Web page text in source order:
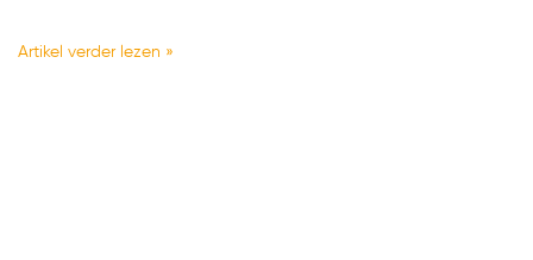
Artikel verder lezen »